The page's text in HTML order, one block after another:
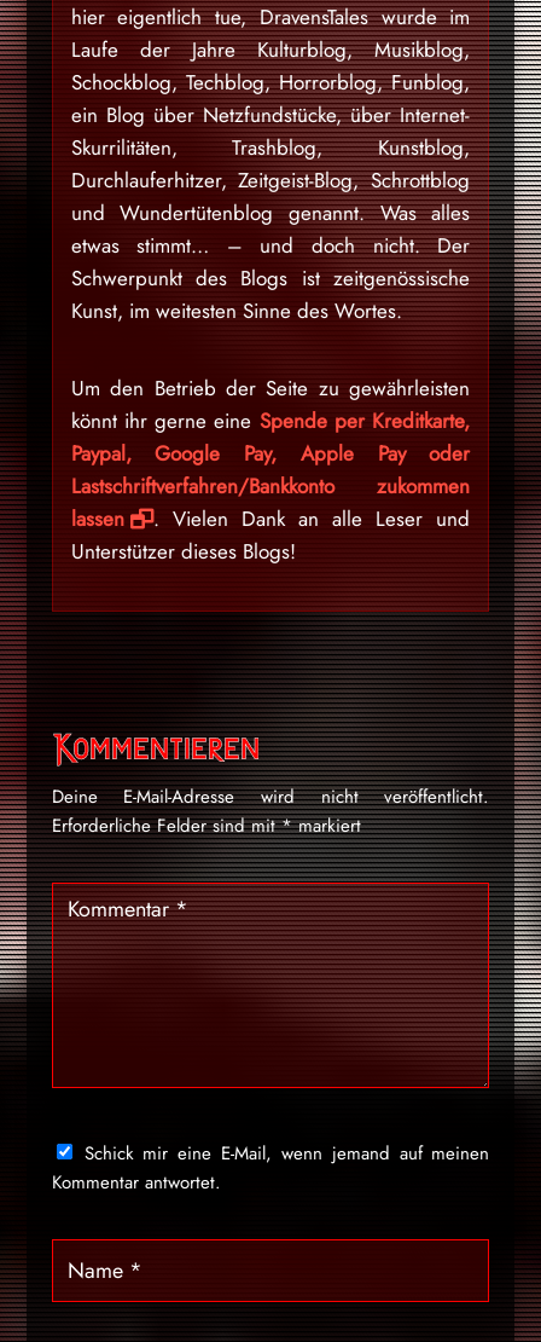
hier eigentlich tue, DravensTales wurde im
Laufe der Jahre Kulturblog, Musikblog,
Schockblog, Techblog, Horrorblog, Funblog,
ein Blog über Netzfundstücke, über Internet-
Skurrilitäten, Trashblog, Kunstblog,
Durchlauferhitzer, Zeitgeist-Blog, Schrottblog
und Wundertütenblog genannt. Was alles
etwas stimmt… – und doch nicht. Der
Schwerpunkt des Blogs ist zeitgenössische
Kunst, im weitesten Sinne des Wortes.
Um den Betrieb der Seite zu gewährleisten
könnt ihr gerne eine Spende per Kreditkarte,
Paypal, Google Pay, Apple Pay oder
Lastschriftverfahren/Bankkonto zukommen
lassen
. Vielen Dank an alle Leser und
Unterstützer dieses Blogs!
Kommentieren
Deine E-Mail-Adresse wird nicht veröffentlicht.
Erforderliche Felder sind mit*markiert
Schick mir eine E-Mail, wenn jemand auf meinen
Kommentar antwortet.